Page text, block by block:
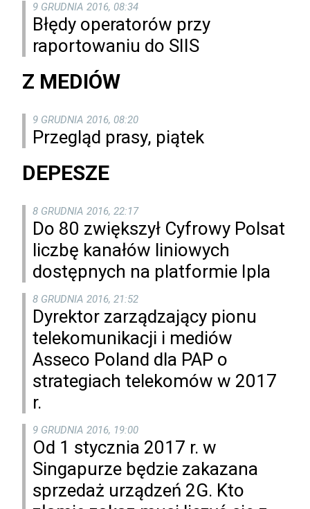
9 GRUDNIA 2016, 08:34
Błędy operatorów przy
raportowaniu do SIIS
Z MEDIÓW
9 GRUDNIA 2016, 08:20
Przegląd prasy, piątek
DEPESZE
8 GRUDNIA 2016, 22:17
Do 80 zwiększył Cyfrowy Polsat
liczbę kanałów liniowych
dostępnych na platformie Ipla
8 GRUDNIA 2016, 21:52
Dyrektor zarządzający pionu
telekomunikacji i mediów
Asseco Poland dla PAP o
strategiach telekomów w 2017
r.
9 GRUDNIA 2016, 19:00
Od 1 stycznia 2017 r. w
Singapurze będzie zakazana
sprzedaż urządzeń 2G. Kto